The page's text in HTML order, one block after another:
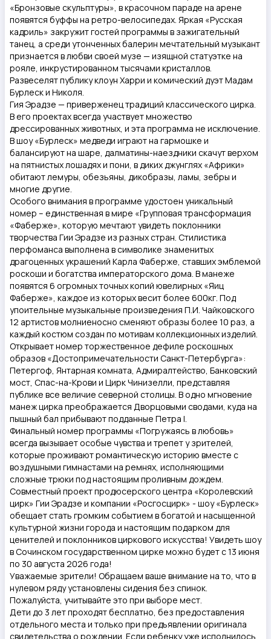
«Бронзовые скульптуры», в красочном параде на арене
появятся буффы на ретро-велосипедах. Яркая «Русская
кадриль» закружит гостей программы в зажигательный
танец, а среди утонченных балерин мечтательный музыкант
признается в любви своей музе — изящной статуэтке на
рояле, инкрустированном тысячами кристаллов.
Развеселят публику клоун Харри и комический дуэт Мадам
Бурлеск и Николя.
Гия Эрадзе — приверженец традиций классического цирка.
В его проектах всегда участвует множество
дрессированных животных, и эта программа не исключение.
В шоу «Бурлеск» медведи играют на гармошке и
балансируют на шаре, далматины-наездники скачут верхом
на пятнистых лошадях и пони, в диких джунглях «Африки»
обитают лемуры, обезьяны, дикобразы, ламы, зебры и
многие другие.
Особого внимания в программе удостоен уникальный
номер – единственная в мире «Групповая трансформация
«Фаберже», которую мечтают увидеть поклонники
творчества Гии Эрадзе из разных стран. Стилистика
перфоманса выполнена в символике знаменитых
драгоценных украшений Карла Фаберже, ставших эмблемой
роскоши и богатства императорского дома. В манеже
появятся 6 огромных точных копий ювелирных «Яиц
Фаберже», каждое из которых весит более 600кг. Под
упоительные музыкальные произведения П.И. Чайковского
12 артистов молниеносно сменяют образы более 10 раз, а
каждый костюм создан по мотивам коллекционных изделий.
Открывает номер торжественное дефиле роскошных
образов «Достопримечательности Санкт-Петербурга»:
Петергоф, Янтарная комната, Адмиралтейство, Банковский
мост, Спас-на-Крови и Цирк Чинизелли, представляя
публике все величие северной столицы. В одно мгновение
манеж цирка преображается Дворцовыми сводами, куда на
пышный бал прибывают подданные Петра I.
Финальный номер программы «Погружаясь в любовь»
всегда вызывает особые чувства и трепет у зрителей,
которые проживают романтическую историю вместе с
воздушными гимнастами на ремнях, исполняющими
сложные трюки под настоящим проливным дождем.
Совместный проект продюсерского центра «Королевский
цирк» Гии Эрадзе и компании «Росгосцирк» - шоу «Бурлеск»
обещает стать громким событием в богатой и насыщенной
культурной жизни города и настоящим подарком для
ценителей и поклонников циркового искусства! Увидеть шоу
в Сочинском государственном цирке можно будет с 13 июня
по 30 августа 2026 года!
Уважаемые зрители! Обращаем ваше внимание на то, что в
нулевом ряду установлены сидения без спинок.
Пожалуйста, учитывайте это при выборе мест.
Дети до 3 лет проходят бесплатно, без предоставления
отдельного места и только при предъявлении оригинала
свидетельства о рождении. Если ребенку уже исполнилось